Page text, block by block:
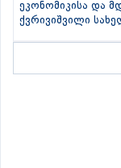
ეკონომიკისა და
ქვრივიშვილი